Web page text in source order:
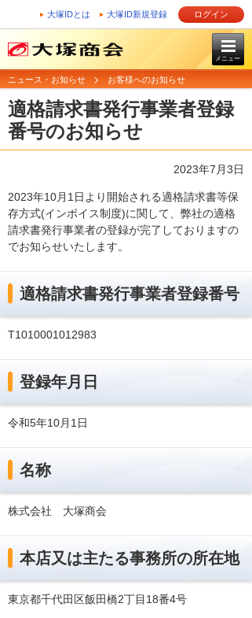
大塚IDとは 大塚ID新規登録 ログイン
メニュー
ニュース・お知らせ お客様へのお知らせ
適格請求書発行事業者登録
番号のお知らせ
2023年7月3日
2023年10月1日より開始される適格請求書等保
存方式(インボイス制度)に関して、弊社の適格
請求書発行事業者の登録が完了しておりますの
でお知らせいたします。
適格請求書発行事業者登録番号
T1010001012983
登録年月日
令和5年10月1日
名称
株式会社 大塚商会
本店又は主たる事務所の所在地
東京都千代田区飯田橋2丁目18番4号